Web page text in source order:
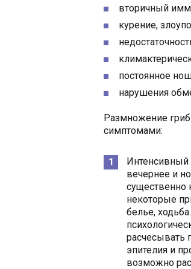
вторичный
курение,
постоянное
нарушения
Размножение
симптомами:
Интенсивный
вечернее и
существенно
некоторые
белье,
расчесывать
эпителия и
возможно